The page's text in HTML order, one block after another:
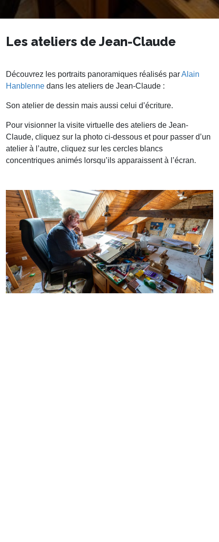
Les ateliers de Jean-Claude
Découvrez les portraits panoramiques réalisés parAlain
Hanblenne dans les ateliers de Jean-Claude :
Son atelier de dessin mais aussi celui d’écriture.
Pour visionner la visite virtuelle des ateliers de Jean-
Claude, cliquez sur la photo ci-dessous et pour passer d’un
atelier à l’autre, cliquez sur les cercles blancs
concentriques animés lorsqu’ils apparaissent à l’écran.